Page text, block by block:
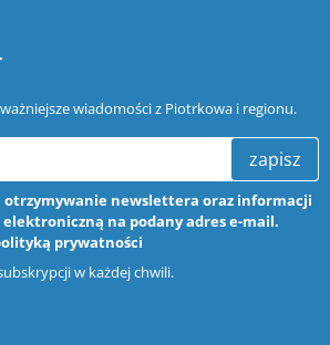
wiadomości z Piotrkowa i regionu.
zapisz
otrzymywanie newslettera oraz informacji
na podany adres e-mail.
prywatności
w każdej chwili.